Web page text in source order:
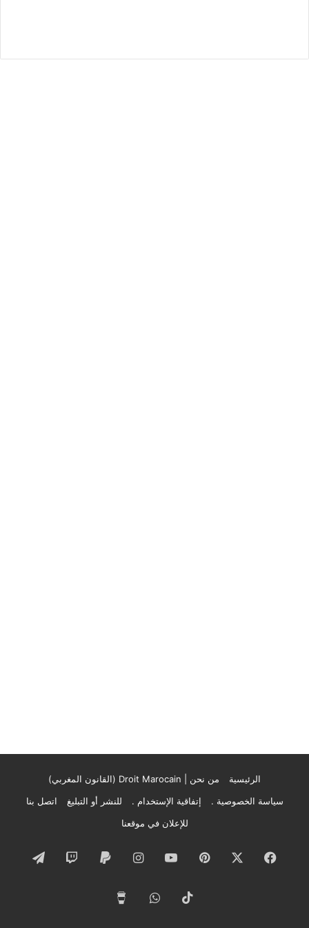
الرئيسية
من نحن | Droit Marocain (القانون المغربي)
سياسة الخصوصية .
إتفاقية الإستخدام . للنشر أو التبليغ
اتصل بنا
للإعلان في موقعنا
فيسبوك بينتيريست‫YouTubeانستقرام
‏Paypal
‫TikTokواتساب